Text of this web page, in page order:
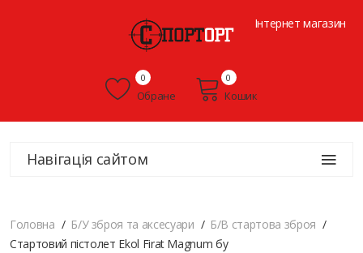
Інтернет магазин
Обране
0
Кошик
0
Навігація сайтом
Головна Б/У зброя та аксесуари
Б/В стартова зброя
Стартовий пістолет Ekol Firat Magnum бу